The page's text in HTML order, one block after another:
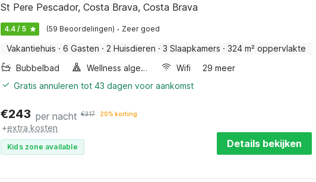
St Pere Pescador, Costa Brava, Costa Brava
4.4 / 5 (59 Beoordelingen) · Zeer goed
Vakantiehuis · 6 Gasten · 2 Huisdieren · 3 Slaapkamers · 324 m² oppervlakte
Bubbelbad
Wellness algemeen Wifi
29 meer
Gratis annuleren tot 43 dagen voor aankomst
€243 per nacht €317 20% korting
+extra kosten
Kids zone available Details bekijken